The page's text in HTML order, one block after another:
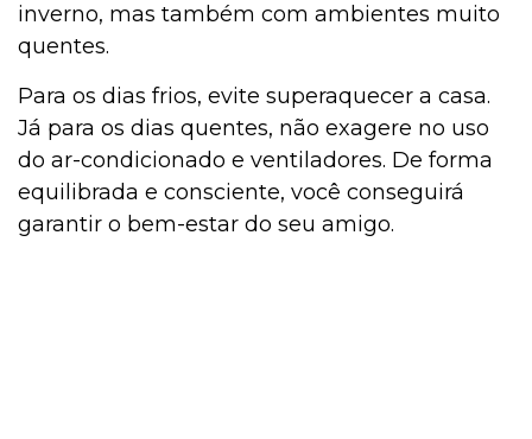
inverno, mas também com ambientes muito
quentes.
Para os dias frios, evite superaquecer a casa.
Já para os dias quentes, não exagere no uso
do ar-condicionado e ventiladores. De forma
equilibrada e consciente, você conseguirá
garantir o bem-estar do seu amigo.